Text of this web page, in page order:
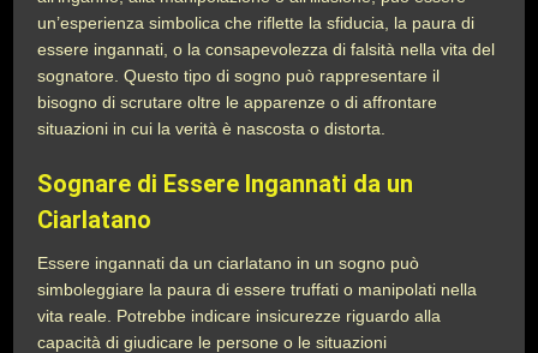
un’esperienza simbolica che riflette la sfiducia, la paura di
essere ingannati, o la consapevolezza di falsità nella vita del
sognatore. Questo tipo di sogno può rappresentare il
bisogno di scrutare oltre le apparenze o di affrontare
situazioni in cui la verità è nascosta o distorta.
Sognare di Essere Ingannati da un
Ciarlatano
Essere ingannati da un ciarlatano in un sogno può
simboleggiare la paura di essere truffati o manipolati nella
vita reale. Potrebbe indicare insicurezze riguardo alla
capacità di giudicare le persone o le situazioni